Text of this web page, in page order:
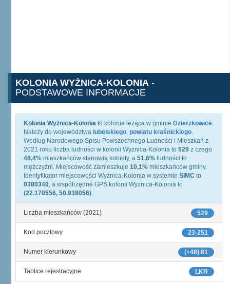
KOLONIA WYŻNICA-KOLONIA -
PODSTAWOWE INFORMACJE
Kolonia Wyżnica-Kolonia to kolonia leżąca w gminie Dzierzkowice.
Należy do województwa lubelskiego, powiatu kraśnickiego.
Według Narodowego Spisu Powszechnego Ludności i Mieszkań z
2021 roku liczba ludności w kolonii Wyżnica-Kolonia to 529 z czego
48,4% mieszkańców stanowią kobiety, a 51,6% ludności to
mężczyźni. Miejscowość zamieszkuje 10,1% mieszkańców gminy.
Identyfikator miejscowości Wyżnica-Kolonia w systemie SIMC to
0380340, a współrzędne GPS kolonii Wyżnica-Kolonia to
(22.170556, 50.938056).
529
Liczba mieszkańców (2021)
23-251
Kod pocztowy
(+48) 81
Numer kierunkowy
LKR
Tablice rejestracyjne